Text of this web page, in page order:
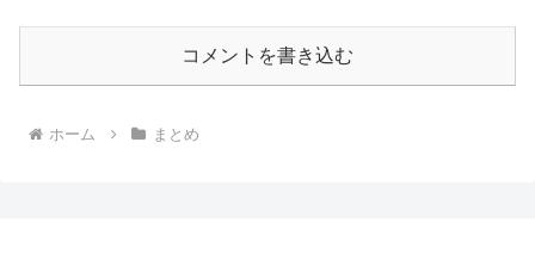
コメントを書き込む
ホーム まとめ